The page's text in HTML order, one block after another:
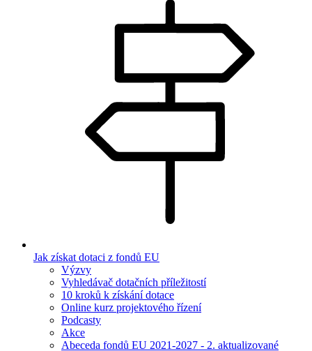
Jak získat dotaci z fondů EU
Výzvy
Vyhledávač dotačních příležitostí
10 kroků k získání dotace
Online kurz projektového řízení
Podcasty
Akce
Abeceda fondů EU 2021-2027 - 2. aktualizované